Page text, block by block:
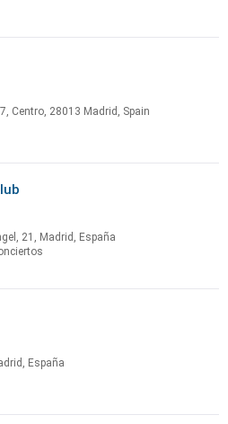
Centro, 28013 Madrid, Spain
21, Madrid, España
España